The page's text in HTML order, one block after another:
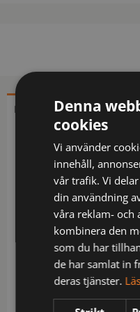
BESKRIVNING
Beskrivning
Fodrad skaljacka
med god
Dragkedjan framtill
förhindra vinddrag
med tryckknappar.
huva, justerbar på
wiresystem baktill.
bröstficka på höger
Denna
cookies
Vi använder
innehåll,
vår trafik. Vi
din användning
våra reklam- och
kombinera den
som du har
de har samlat in
deras tjänster.